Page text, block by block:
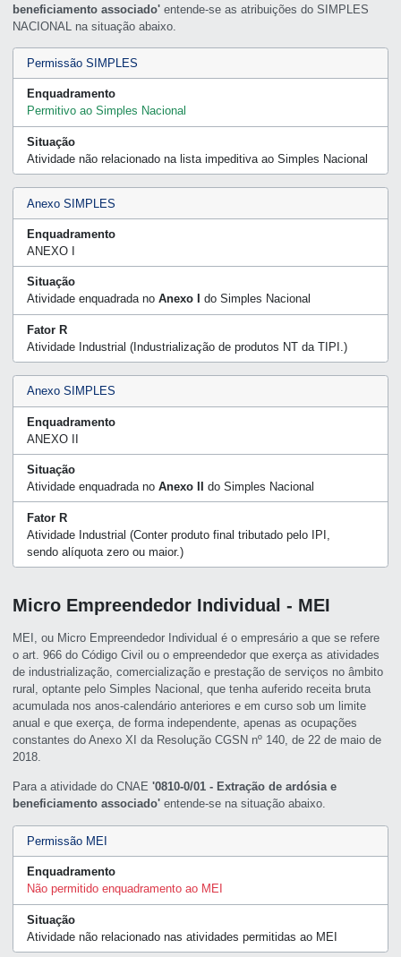
beneficiamento associado' entende-se as atribuições do SIMPLES
NACIONAL na situação abaixo.
Permissão SIMPLES
Enquadramento
Permitivo ao Simples Nacional
Situação
Atividade não relacionado na lista impeditiva ao Simples Nacional
Anexo SIMPLES
Enquadramento
ANEXO I
Situação
Atividade enquadrada no Anexo I do Simples Nacional
Fator R
Atividade Industrial (Industrialização de produtos NT da TIPI.)
Anexo SIMPLES
Enquadramento
ANEXO II
Situação
Atividade enquadrada no Anexo II do Simples Nacional
Fator R
Atividade Industrial (Conter produto final tributado pelo IPI,
sendo alíquota zero ou maior.)
Micro Empreendedor Individual - MEI
MEI, ou Micro Empreendedor Individual é o empresário a que se refere
o art. 966 do Código Civil ou o empreendedor que exerça as atividades
de industrialização, comercialização e prestação de serviços no âmbito
rural, optante pelo Simples Nacional, que tenha auferido receita bruta
acumulada nos anos-calendário anteriores e em curso sob um limite
anual e que exerça, de forma independente, apenas as ocupações
constantes do Anexo XI da Resolução CGSN nº 140, de 22 de maio de
2018.
Para a atividade do CNAE'0810-0/01 - Extração de ardósia e
beneficiamento associado' entende-se na situação abaixo.
Permissão MEI
Enquadramento
Não permitido enquadramento ao MEI
Situação
Atividade não relacionado nas atividades permitidas ao MEI